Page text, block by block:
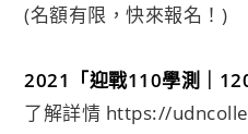
(名額有限，快來報名！)
2021「迎戰110學測｜
了解詳情 https://